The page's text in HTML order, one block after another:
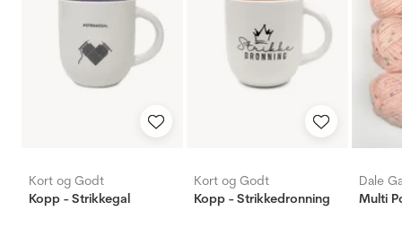
Kort og Godt
Kopp - Strikkegal
Kort og Godt
Kopp - Strikkedronning
Dale
Multi